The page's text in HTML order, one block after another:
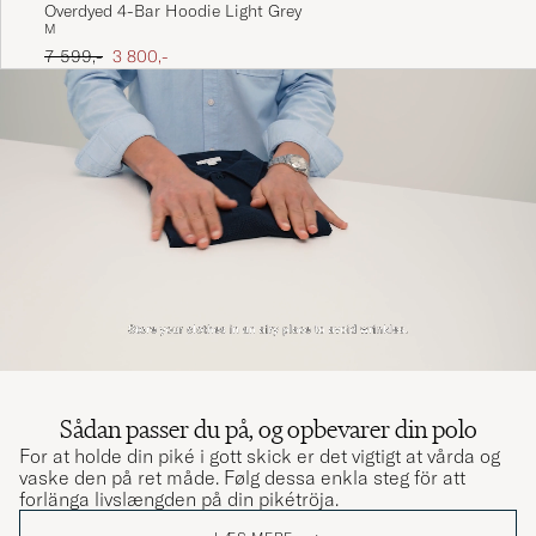
Overdyed 4-Bar Hoodie Light Grey
M
Ordinary pris
7 599,- Nedsat pris
3 800,-
Sådan passer du på, og opbevarer din polo
For at holde din piké i gott skick er det vigtigt at vårda og
vaske den på ret måde. Følg dessa enkla steg för att
forlänga livslængden på din pikétröja.